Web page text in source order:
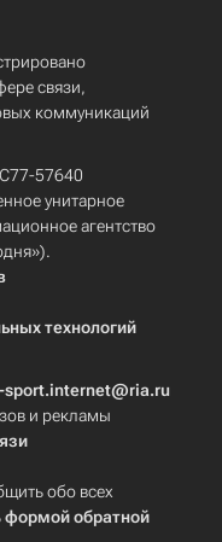
связи,
коммуникаций
57640
унитарное
агентство
технологий
sport.internet@ria.ru
и рекламы
обо всех
формой обратной